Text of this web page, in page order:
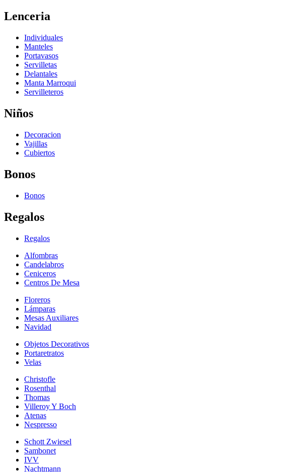
Lenceria
Individuales
Manteles
Portavasos
Servilletas
Delantales
Manta Marroqui
Servilleteros
Niños
Decoracion
Vajillas
Cubiertos
Bonos
Bonos
Regalos
Regalos
Alfombras
Candelabros
Ceniceros
Centros De Mesa
Floreros
Lámparas
Mesas Auxiliares
Navidad
Objetos Decorativos
Portaretratos
Velas
Christofle
Rosenthal
Thomas
Villeroy Y Boch
Atenas
Nespresso
Schott Zwiesel
Sambonet
IVV
Nachtmann